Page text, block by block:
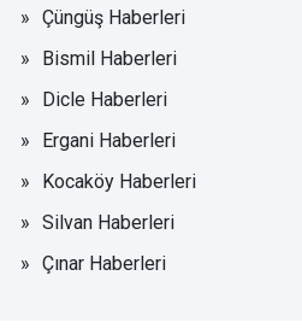
Çüngüş Haberleri
Bismil Haberleri
Dicle Haberleri
Ergani Haberleri
Kocaköy Haberleri
Silvan Haberleri
Çınar Haberleri